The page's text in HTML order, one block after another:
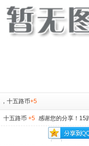
， 十五路币+5
十五路币 +5 感谢您的分享！15